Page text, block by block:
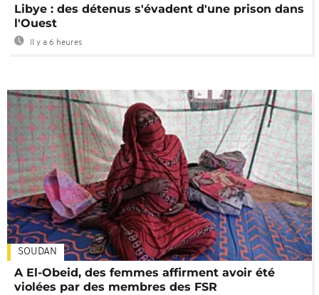
Libye : des détenus s'évadent d'une prison dans
l'Ouest
Il y a 6 heures
SOUDAN
A El-Obeid, des femmes affirment avoir été
violées par des membres des FSR